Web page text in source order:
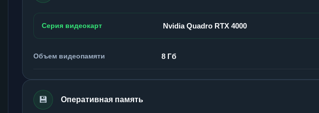
Серия видеокарт Nvidia Quadro RTX 4000
Объем видеопамяти 8 Гб
💾 Оперативная память